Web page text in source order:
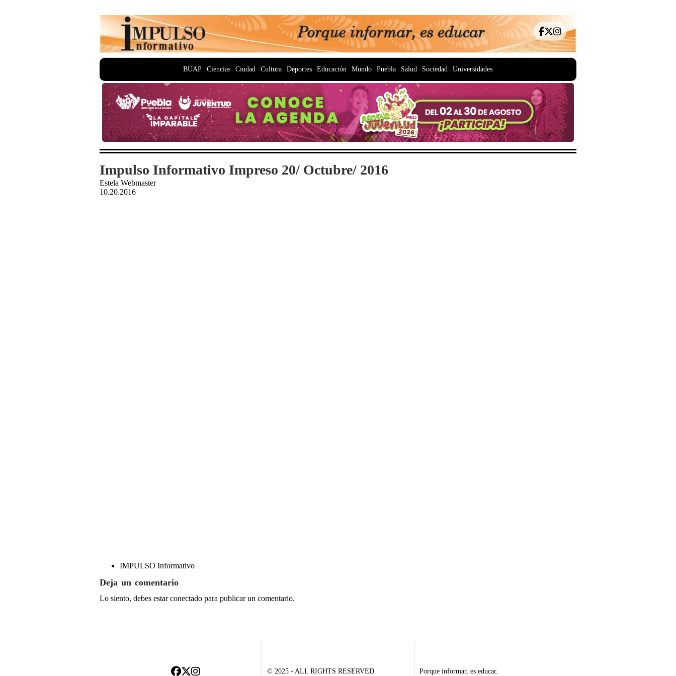
BUAP Ciencias Ciudad Cultura Deportes Educación Mundo Puebla Salud Sociedad Universidades
Impulso Informativo Impreso 20/ Octubre/ 2016
Estela Webmaster
10.20.2016
IMPULSO Informativo
Deja un comentario
Lo siento, debes estarconectado para publicar un comentario.
© 2025 - ALL RIGHTS RESERVED. Porque informar, es educar.